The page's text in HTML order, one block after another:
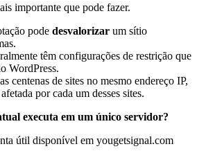
importante que pode fazer.
pode desvalorizar um sítio
têm configurações de restrição que
WordPress.
centenas de sites no mesmo endereço IP,
por cada um desses sites.
executa em um único servidor?
útil disponível em yougetsignal.com